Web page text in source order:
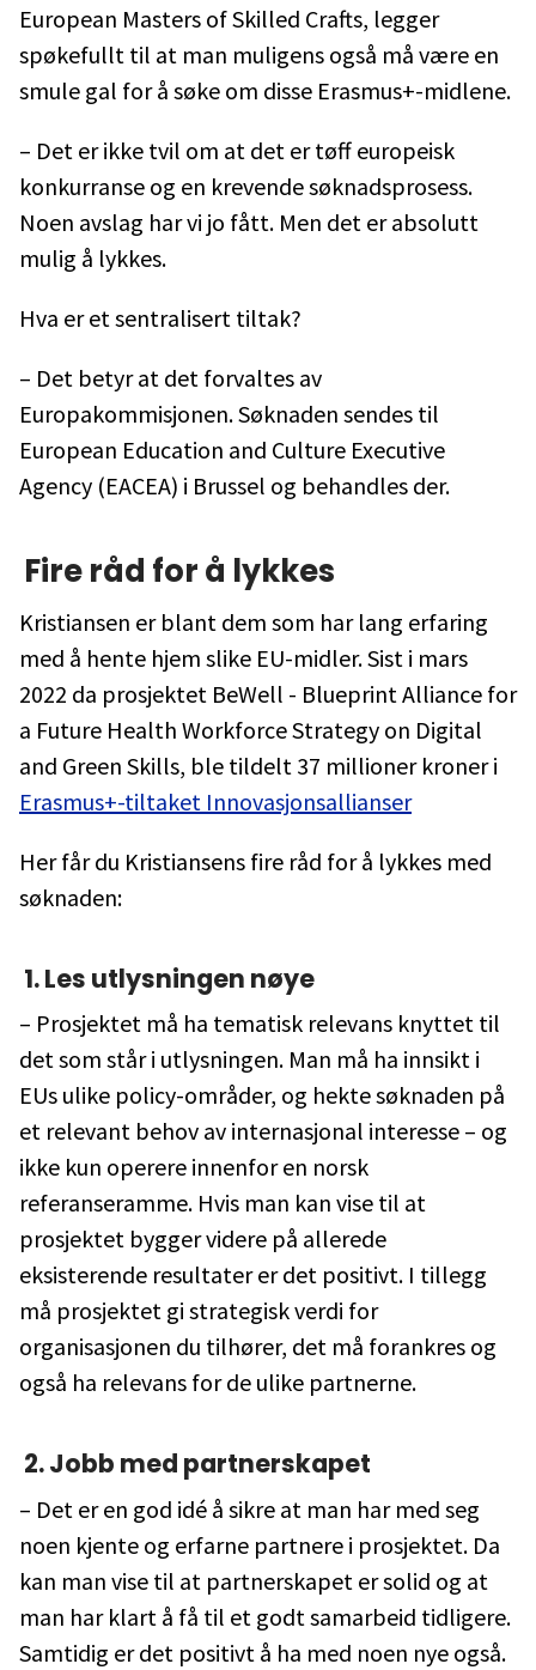
European Masters of Skilled Crafts, legger
spøkefullt til at man muligens også må være en
smule gal for å søke om disse Erasmus+-midlene.
– Det er ikke tvil om at det er tøff europeisk
konkurranse og en krevende søknadsprosess.
Noen avslag har vi jo fått. Men det er absolutt
mulig å lykkes.
Hva er et sentralisert tiltak?
– Det betyr at det forvaltes av
Europakommisjonen. Søknaden sendes til
European Education and Culture Executive
Agency (EACEA) i Brussel og behandles der.
Fire råd for å lykkes
Kristiansen er blant dem som har lang erfaring
med å hente hjem slike EU-midler. Sist i mars
2022 da prosjektet BeWell - Blueprint Alliance for
a Future Health Workforce Strategy on Digital
and Green Skills, ble tildelt 37 millioner kroner i
Erasmus+-tiltaket Innovasjonsallianser
Her får du Kristiansens fire råd for å lykkes med
søknaden:
1. Les utlysningen nøye
– Prosjektet må ha tematisk relevans knyttet til
det som står i utlysningen. Man må ha innsikt i
EUs ulike policy-områder, og hekte søknaden på
et relevant behov av internasjonal interesse – og
ikke kun operere innenfor en norsk
referanseramme. Hvis man kan vise til at
prosjektet bygger videre på allerede
eksisterende resultater er det positivt. I tillegg
må prosjektet gi strategisk verdi for
organisasjonen du tilhører, det må forankres og
også ha relevans for de ulike partnerne.
2. Jobb med partnerskapet
– Det er en god idé å sikre at man har med seg
noen kjente og erfarne partnere i prosjektet. Da
kan man vise til at partnerskapet er solid og at
man har klart å få til et godt samarbeid tidligere.
Samtidig er det positivt å ha med noen nye også.